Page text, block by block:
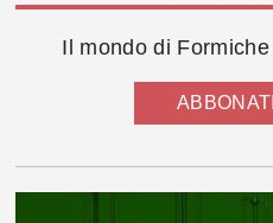
Il mondo di